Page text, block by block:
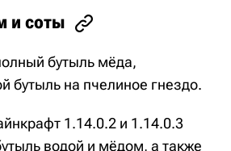
и соты
бутыль мёда,
бутыль на пчелиное гнездо.
1.14.0.2 и 1.14.0.3
водой и мёдом, а также